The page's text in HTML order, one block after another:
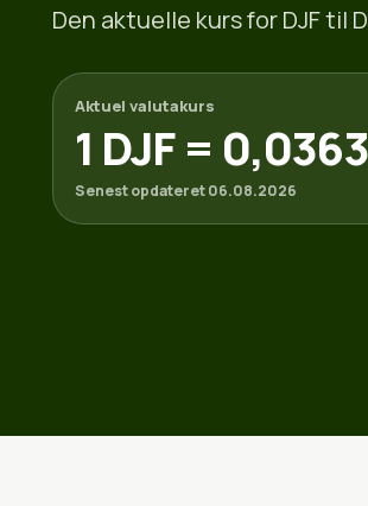
Den aktuelle kurs for DJF til
Aktuel valutakurs
1 DJF =
Senest opdateret 06.08.2026